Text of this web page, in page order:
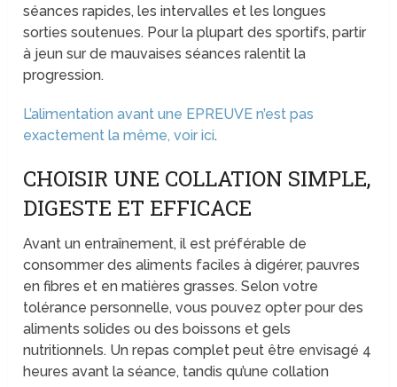
séances rapides, les intervalles et les longues
sorties soutenues. Pour la plupart des sportifs, partir
à jeun sur de mauvaises séances ralentit la
progression.
L’alimentation avant une EPREUVE n’est pas
exactement la même, voir ici.
CHOISIR UNE COLLATION SIMPLE,
DIGESTE ET EFFICACE
Avant un entraînement, il est préférable de
consommer des aliments faciles à digérer, pauvres
en fibres et en matières grasses. Selon votre
tolérance personnelle, vous pouvez opter pour des
aliments solides ou des boissons et gels
nutritionnels. Un repas complet peut être envisagé 4
heures avant la séance, tandis qu’une collation